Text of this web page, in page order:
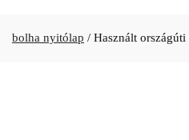
bolha nyitólap / Használt